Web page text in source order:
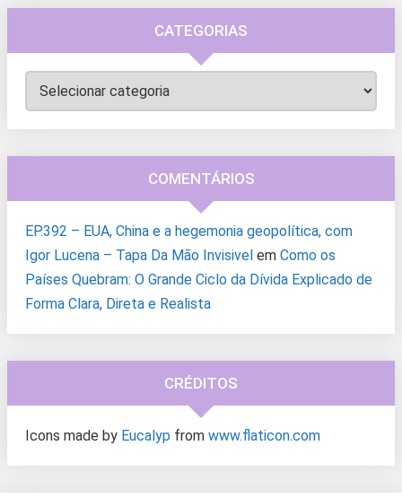
CATEGORIAS
Categorias
COMENTÁRIOS
EP.392 – EUA, China e a hegemonia geopolítica, com
Igor Lucena – Tapa Da Mão Invisivel em Como os
Países Quebram: O Grande Ciclo da Dívida Explicado de
Forma Clara, Direta e Realista
CRÉDITOS
Icons made by Eucalyp from www.flaticon.com